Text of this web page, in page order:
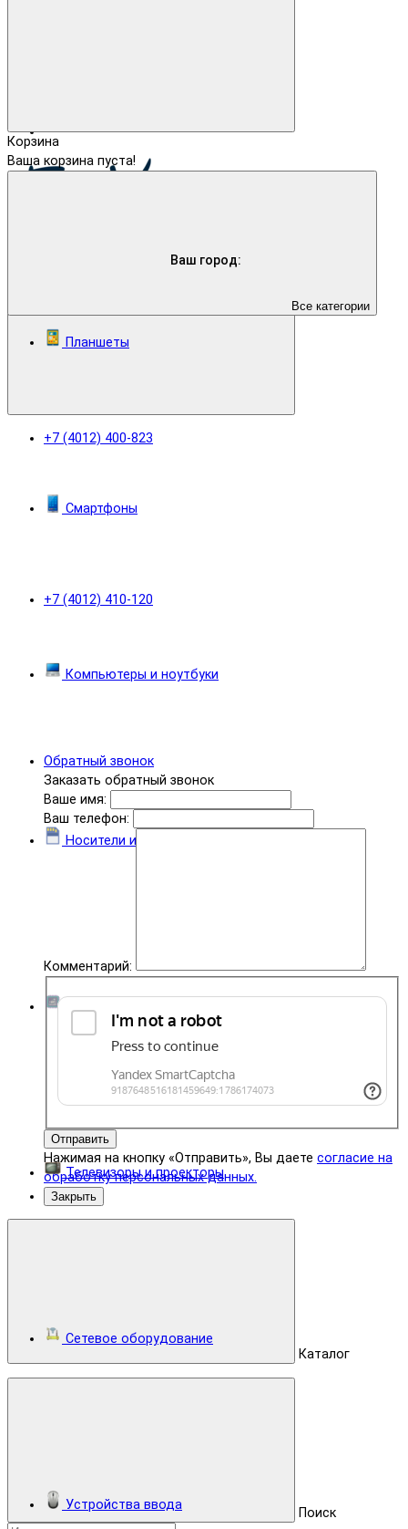
Ваш город:
+7 (4012) 400-823
+7 (4012) 410-120
Обратный звонок
Заказать обратный звонок
Ваше имя:
Ваш телефон:
Комментарий:
Отправить
Нажимая на кнопку «Отправить», Вы даете согласие на
обработку персональных данных.
Закрыть
Каталог
Поиск
Корзина
Ваша корзина пуста!
Все категории
Планшеты
Смартфоны
Компьютеры и ноутбуки
Носители информации
Комплектующие
Телевизоры и проекторы
Сетевое оборудование
Устройства ввода